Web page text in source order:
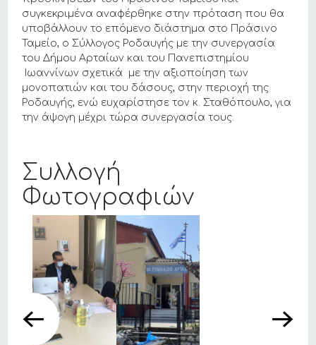
συγκεκριμένα αναφέρθηκε στην πρόταση που θα
υποβάλλουν το επόμενο διάστημα στο Πράσινο
Ταμείο, ο Σύλλογος Ροδαυγής με την συνεργασία
του Δήμου Αρταίων και του Πανεπιστημίου
Ιωαννίνων σχετικά με την αξιοποίηση των
μονοπατιών και του δάσους, στην περιοχή της
Ροδαυγής, ενώ ευχαρίστησε τον κ. Σταθόπουλο, για
την άψογη μέχρι τώρα συνεργασία τους.
Συλλογή
Φωτογραφιών